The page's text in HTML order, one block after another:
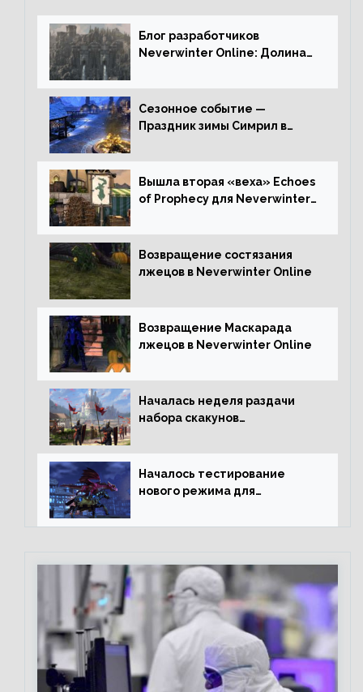
Блог разработчиков
Neverwinter Online: Долина
Сезонное событие —
Праздник зимы Симрил в
Вышла вторая «веха» Echoes
of Prophecy для Neverwinter
Возвращение состязания
лжецов в Neverwinter Online
Возвращение Маскарада
лжецов в Neverwinter Online
Началась неделя раздачи
набора скакунов
Началось тестирование
нового режима для
online